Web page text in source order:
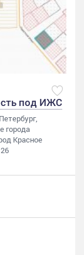
под ИЖС
города
Красное